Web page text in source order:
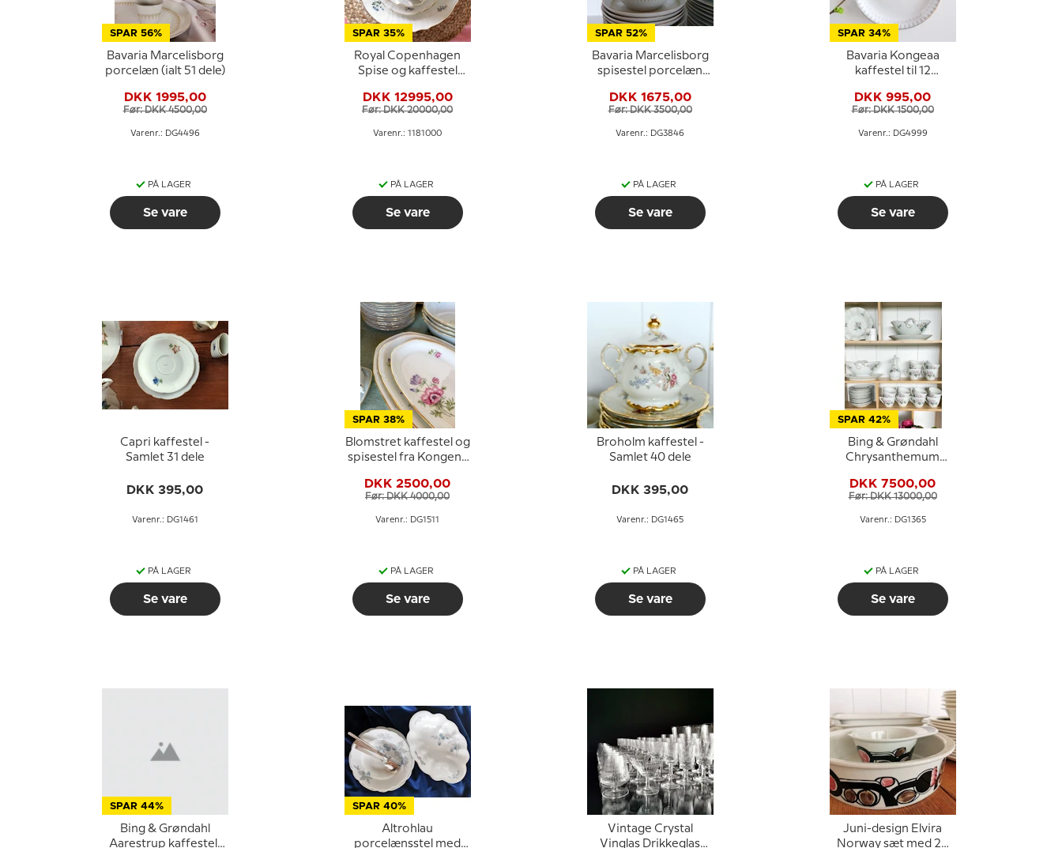
SPAR 56%
Bavaria Marcelisborg
porcelæn (ialt 51 dele)
DKK 1995,00
Før: DKK 4500,00
Varenr.: DG4496
PÅ LAGER
Se vare
SPAR 35%
Royal Copenhagen
Spise og kaffestel
dele)
DKK 12995,00
Før: DKK 20000,00
Varenr.: 1181000
PÅ LAGER
Se vare
SPAR 52%
Bavaria Marcelisborg
spisestel porcelæn
DKK 1675,00
Før: DKK 3500,00
Varenr.: DG3846
PÅ LAGER
Se vare
SPAR 34%
Bavaria Kongeaa
kaffestel til 12
(Retro/Vintage)
DKK 995,00
Før: DKK 1500,00
Varenr.: DG4999
PÅ LAGER
Se vare
Capri kaffestel -
Samlet 31 dele
DKK 395,00
Varenr.: DG1461
PÅ LAGER
Se vare
SPAR 38%
Blomstret kaffestel og
spisestel fra Kongens
88 dele
DKK 2500,00
Før: DKK 4000,00
Varenr.: DG1511
PÅ LAGER
Se vare
Broholm kaffestel -
Samlet 40 dele
DKK 395,00
Varenr.: DG1465
PÅ LAGER
Se vare
SPAR 42%
Bing & Grøndahl
Chrysanthemum
90 dele
DKK 7500,00
Før: DKK 13000,00
Varenr.: DG1365
PÅ LAGER
Se vare
SPAR 44%
Bing & Grøndahl
Aarestrup kaffestel,
SPAR 40%
Altrohlau
porcelænsstel med
Vintage Crystal
Vinglas Drikkeglas
Juni-design Elvira
Norway sæt med 23